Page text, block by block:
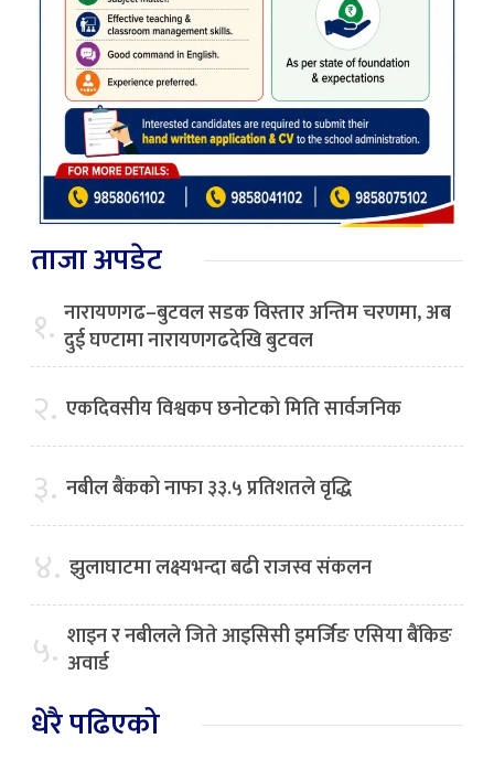
ताजा अपडेट
१. नारायणगढ–बुटवल सडक विस्तार अन्तिम चरणमा, अब
दुई घण्टामा नारायणगढदेखि बुटवल
२. एकदिवसीय विश्वकप छनोटको मिति सार्वजनिक
३. नबील बैंकको नाफा ३३.५ प्रतिशतले वृद्धि
४. झुलाघाटमा लक्ष्यभन्दा बढी राजस्व संकलन
५. शाइन र नबीलले जिते आइसिसी इमर्जिङ एसिया बैंकिङ
अवार्ड
धेरै पढिएको